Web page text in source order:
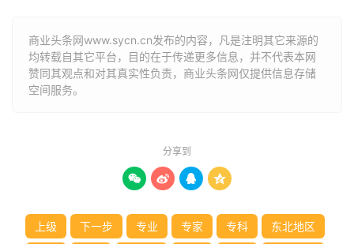
商业头条网www.sycn.cn发布的内容，凡是注明其它来源的
均转载自其它平台，目的在于传递更多信息，并不代表本网
赞同其观点和对其真实性负责，商业头条网仅提供信息存储
空间服务。
分享到
   
上级 下一步 专业 专家 专科 东北地区